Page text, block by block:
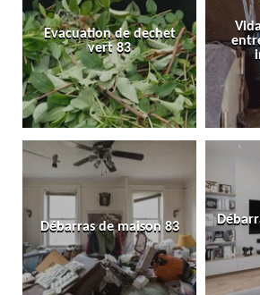
Evacuation de dechet
vert 83
Débarras de maison 83